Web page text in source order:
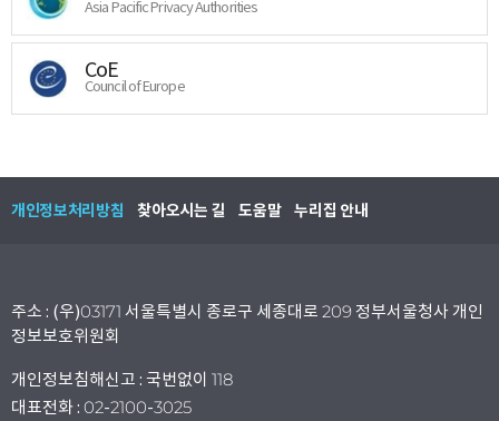
Asia Pacific Privacy Authorities
CoE
Council of Europe
개인정보처리방침 찾아오시는 길 도움말 누리집 안내
주소 : (우)03171 서울특별시 종로구 세종대로 209 정부서울청사 개인
정보보호위원회
개인정보침해신고 : 국번없이 118
대표전화 : 02-2100-3025